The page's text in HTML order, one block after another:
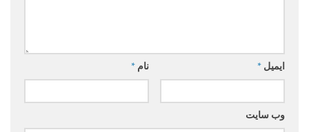
نام * ایمیل *
وب‌ سایت